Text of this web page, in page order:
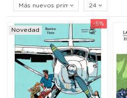
Más nuevos primero 24
-5%
Novedad